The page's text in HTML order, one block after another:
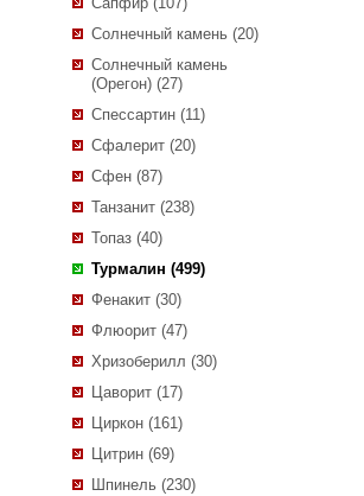
Солнечный камень (20)
Солнечный камень
(Орегон) (27)
Спессартин (11)
Сфалерит (20)
Сфен (87)
Танзанит (238)
Топаз (40)
Турмалин (499)
Фенакит (30)
Флюорит (47)
Хризоберилл (30)
Цаворит (17)
Циркон (161)
Цитрин (69)
Шпинель (230)